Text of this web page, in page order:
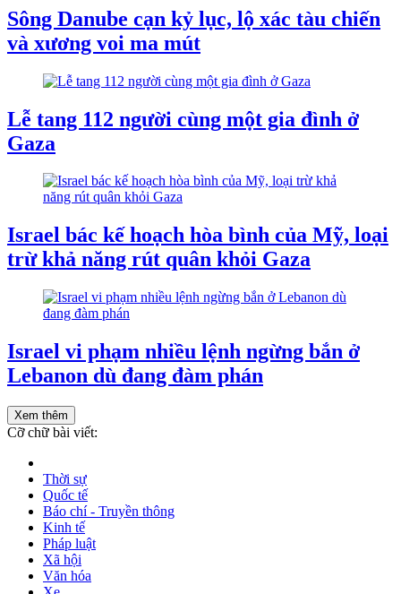
Sông Danube cạn kỷ lục, lộ xác tàu chiến
và xương voi ma mút
Lễ tang 112 người cùng một gia đình ở
Gaza
Israel bác kế hoạch hòa bình của Mỹ, loại
trừ khả năng rút quân khỏi Gaza
Israel vi phạm nhiều lệnh ngừng bắn ở
Lebanon dù đang đàm phán
Xem thêm
Cỡ chữ bài viết:
Thời sự
Quốc tế
Báo chí - Truyền thông
Kinh tế
Pháp luật
Xã hội
Văn hóa